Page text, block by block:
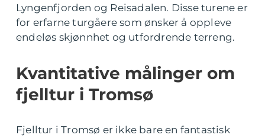
Lyngenfjorden og Reisadalen. Disse turene er
for erfarne turgåere som ønsker å oppleve
endeløs skjønnhet og utfordrende terreng.
Kvantitative målinger om
fjelltur i Tromsø
Fjelltur i Tromsø er ikke bare en fantastisk